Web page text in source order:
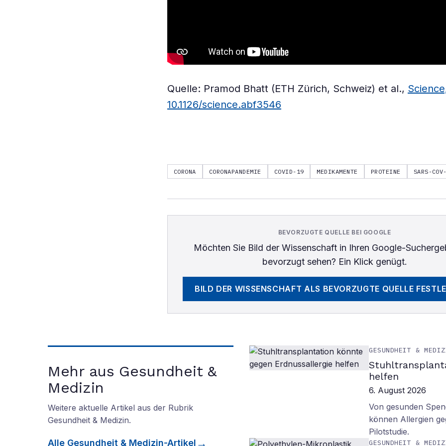
Quelle: Pramod Bhatt (ETH Zürich, Schweiz) et al.,
10.1126/science.abf3546
CORONA CORONAPANDEMIE COVID-19 MEDIKAMENTE PROTEINE SARS-
BEVORZUGTE QUELLE BEI GOOGLE
Möchten Sie Bild der Wissenschaftin Ihren Google-
bevorzugt sehen? Ein Klick genügt.
BILD DER WISSENSCHAFT ALS BEVORZUGTE QUELLE
Mehr aus Gesundheit &
Medizin
Weitere aktuelle Artikel aus der Rubrik
Gesundheit & Medizin.
Alle Gesundheit & Medizin-Artikel
GESUNDHEIT &
helfen
6. August 2026
Von gesunden
können Allergien
Pilotstudie.
GESUNDHEIT &